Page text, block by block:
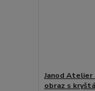
Janod Atelier
obraz s